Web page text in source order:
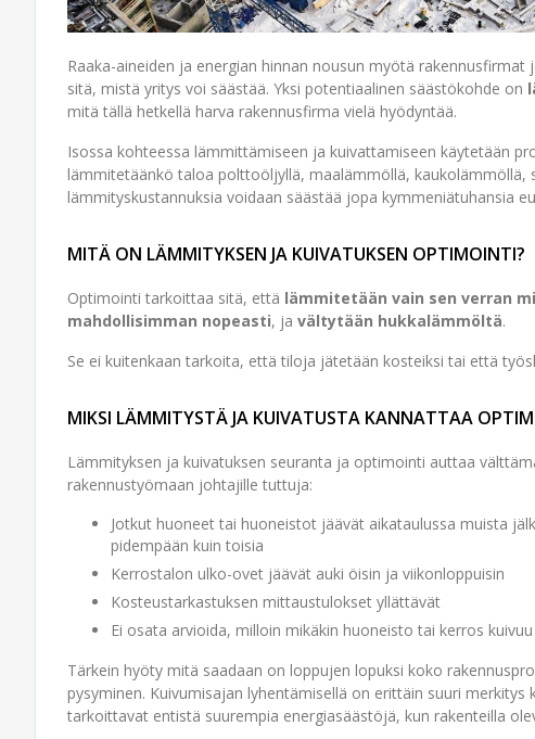
Raaka-aineiden ja energian hinnan nousun myötä
sitä, mistä yritys voi säästää. Yksi potentiaalinen säästökohde on
mitä tällä hetkellä harva rakennusfirma vielä hyödyntää.
Isossa kohteessa lämmittämiseen ja kuivattamiseen käytetään
lämmitetäänkö taloa polttoöljyllä, maalämmöllä, kaukolämmöllä,
lämmityskustannuksia voidaan säästää jopa kymmeniätuhansia
MITÄ ON LÄMMITYKSEN JA KUIVATUKSEN OPTIMOINTI?
Optimointi tarkoittaa sitä, että lämmitetään vain sen verran
mahdollisimman nopeasti, ja vältytään hukkalämmöltä.
Se ei kuitenkaan tarkoita, että tiloja jätetään kosteiksi tai että
MIKSI LÄMMITYSTÄ JA KUIVATUSTA KANNATTAA
Lämmityksen ja kuivatuksen seuranta ja optimointi auttaa
rakennustyömaan johtajille tuttuja:
Jotkut huoneet tai huoneistot jäävät aikataulussa muista
pidempään kuin toisia
Kerrostalon ulko-ovet jäävät auki öisin ja viikonloppuisin
Kosteustarkastuksen mittaustulokset yllättävät
Ei osata arvioida, milloin mikäkin huoneisto tai kerros kuivuu
Tärkein hyöty mitä saadaan on loppujen lopuksi koko
pysyminen. Kuivumisajan lyhentämisellä on erittäin suuri
tarkoittavat entistä suurempia energiasäästöjä, kun rakenteilla